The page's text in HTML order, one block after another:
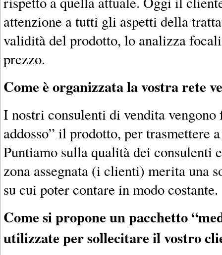
attenzione a tutti gli aspetti della
validità del prodotto, lo analizza
prezzo.
Come è organizzata la vostra rete
I nostri consulenti di vendita
addosso” il prodotto, per trasmettere
Puntiamo sulla qualità dei consulenti
zona assegnata (i clienti) merita una
su cui poter contare in modo costante.
Come si propone un pacchetto
utilizzate per sollecitare il vostro